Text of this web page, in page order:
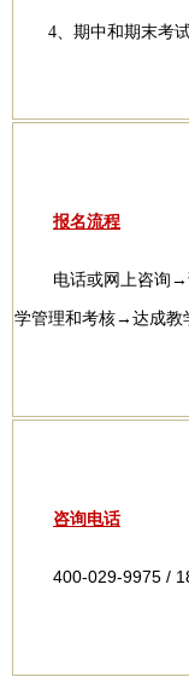
4、期中和期末考
报名流程
电话或网上咨询
学管理和考核→达成教
咨询电话
400-029-9975 /